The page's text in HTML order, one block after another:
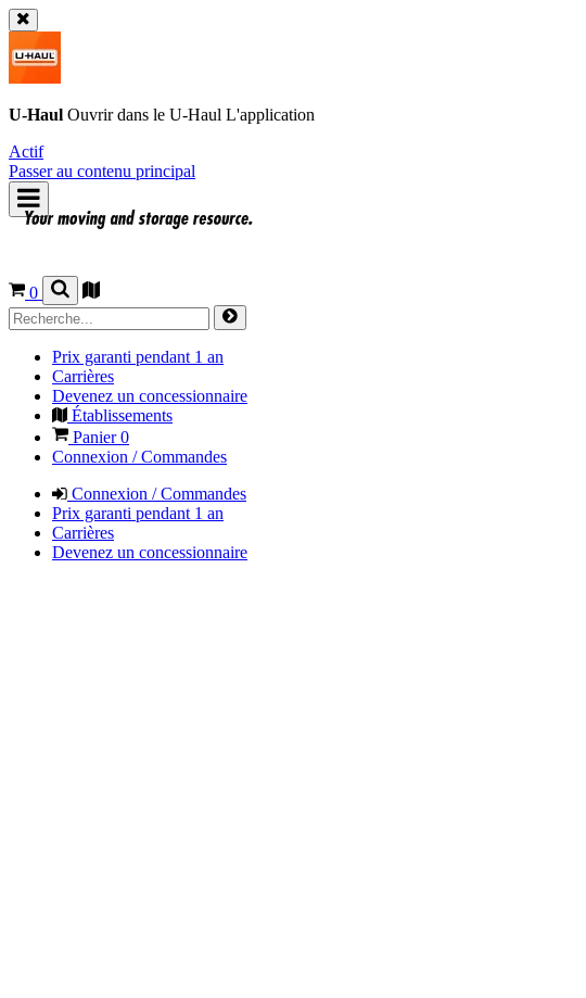
U-Haul Ouvrir dans le U-Haul L'application
Actif
Passer au contenu principal
0
Prix garanti pendant 1 an
Carrières
Devenez un concessionnaire
Établissements
Panier0
Connexion / Commandes
Connexion / Commandes
Prix garanti pendant 1 an
Carrières
Devenez un concessionnaire